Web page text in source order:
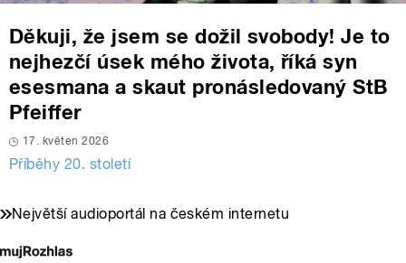
Děkuji, že jsem se dožil svobody! Je to
nejhezčí úsek mého života, říká syn
esesmana a skaut pronásledovaný StB
Pfeiffer
17. květen 2026
Příběhy 20. století
Největší audioportál na českém internetu